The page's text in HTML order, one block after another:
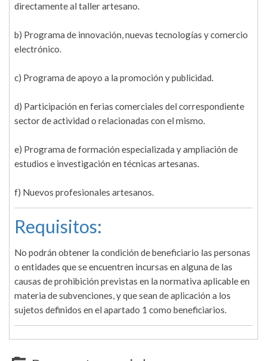
directamente al taller artesano.
b) Programa de innovación, nuevas tecnologías y comercio
electrónico.
c) Programa de apoyo a la promoción y publicidad.
d) Participación en ferias comerciales del correspondiente
sector de actividad o relacionadas con el mismo.
e) Programa de formación especializada y ampliación de
estudios e investigación en técnicas artesanas.
f) Nuevos profesionales artesanos.
Requisitos:
No podrán obtener la condición de beneficiario las personas
o entidades que se encuentren incursas en alguna de las
causas de prohibición previstas en la normativa aplicable en
materia de subvenciones, y que sean de aplicación a los
sujetos definidos en el apartado 1 como beneficiarios.